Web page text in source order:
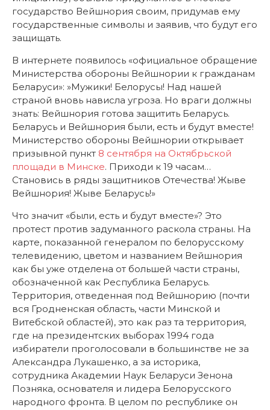
государство Вейшнория своим, придумав ему
государственные символы и заявив, что будут его
защищать.
В интернете появилось «официальное обращение
Министерства обороны Вейшнории к гражданам
Беларуси»: »Мужики! Белорусы! Над нашей
страной вновь нависла угроза. Но враги должны
знать: Вейшнория готова защитить Беларусь.
Беларусь и Вейшнория были, есть и будут вместе!
Министерство обороны Вейшнории открывает
призывной пункт 8 сентября на Октябрьской
площади в Минске. Приходи к 19 часам…
Становись в ряды защитников Отечества! Жыве
Вейшнория! Жыве Беларусь!»
Что значит «были, есть и будут вместе»? Это
протест против задуманного раскола страны. На
карте, показанной генералом по белорусскому
телевидению, цветом и названием Вейшнория
как бы уже отделена от большей части страны,
обозначенной как Республика Беларусь.
Территория, отведенная под Вейшнорию (почти
вся Гродненская область, части Минской и
Витебской областей), это как раз та территория,
где на президентских выборах 1994 года
избиратели проголосовали в большинстве не за
Александра Лукашенко, а за историка,
сотрудника Академии Наук Беларуси Зенона
Позняка, основателя и лидера Белорусского
народного фронта. В целом по республике он